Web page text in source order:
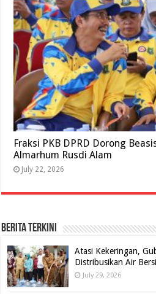
Fraksi PKB DPRD Dorong
Almarhum Rusdi Alam
July 22, 2026
BERITA TERKINI
Atasi Kekeringan,
Distribusikan Air
July 29, 2026